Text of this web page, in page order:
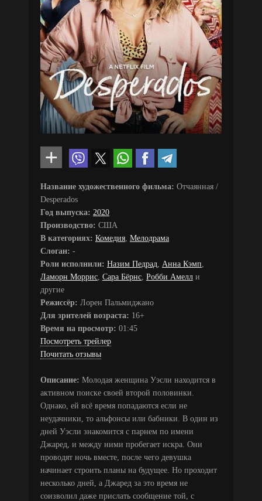
Название художественного фильма: Отчаянная /
Desperados
Год выпуска: 2020
Производство: США
В категориях: Комедия Мелодрама
Слоган: -
Роли исполнили: Назим Педрад Анна Кэмп
Ламорн Моррис Сара Бёрнс Робби Амелл и
другие
Режиссёр: Лорен Пальмиджано
Для зрителей возраста: 16+
Время на просмотр: 01:45
Посмотреть трейлер
Почитать отзывы
Описание: Молодая женщина Уэсли находится в
активном поиске своей второй половинки.
Однако, ей всё время попадаются если не
неудачники, то альфонсы или бабники. В один из
дней Уэсли знакомится с парнем по имени
Джаред, и между ними пробегает искра. Они
проводят ночь вместе, после чего девушка
начинает строить планы на будущее. Но проходит
несколько дней, а Джаред за это время не
соизволил даже прислать сообщение той, с